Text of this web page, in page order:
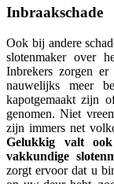
Inbraakschade
Ook bij andere
slotenmaker over
Inbrekers zorgen
nauwelijks meer
kapotgemaakt zijn
genomen. Niet
zijn immers net
Gelukkig valt
vakkundige
zorgt ervoor dat u